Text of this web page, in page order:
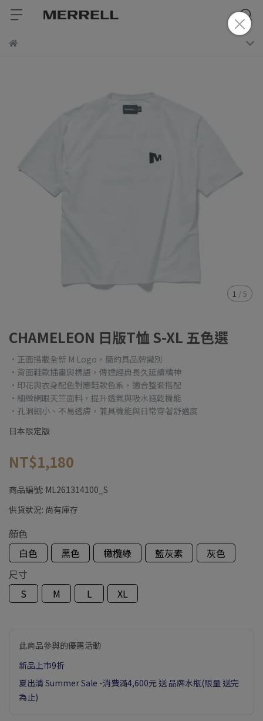
1 /5
CHAMELEON 日版T恤 S-XL 五色選
•正面搭載全新 M Logo，簡約具品牌識別
•背面鞋款插畫與標語，傳達經典長久延續精神
•印花與衣身配色對應鞋款色系，適合整套搭配
•細緻網眼天竺面料，提升透氣與吸水速乾機能
•孔洞細小、不易透膚，兼具機能與日常穿著舒適度
日本限定版
NT$1,180
商品編號: ML261314100_S
供貨狀況: 尚有庫存
顏色
白色
黑色 橄欖綠 藍灰素
灰色
尺寸
S
M L XL
此商品參與的優惠活動
新品上市9折
夏出清 Summer Sale -消費滿4,600元 送 品牌水瓶(限量 送完
為止)